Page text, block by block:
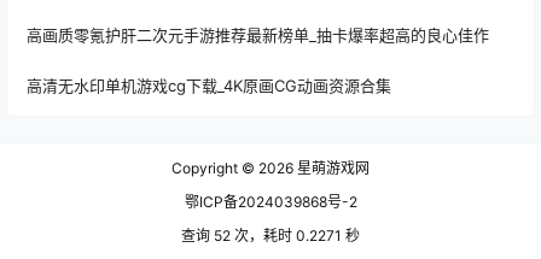
高画质零氪护肝二次元手游推荐最新榜单_抽卡爆率超高的良心佳作
高清无水印单机游戏cg下载_4K原画CG动画资源合集
Copyright © 2026 星萌游戏网
鄂ICP备2024039868号-2
查询 52 次，耗时 0.2271 秒